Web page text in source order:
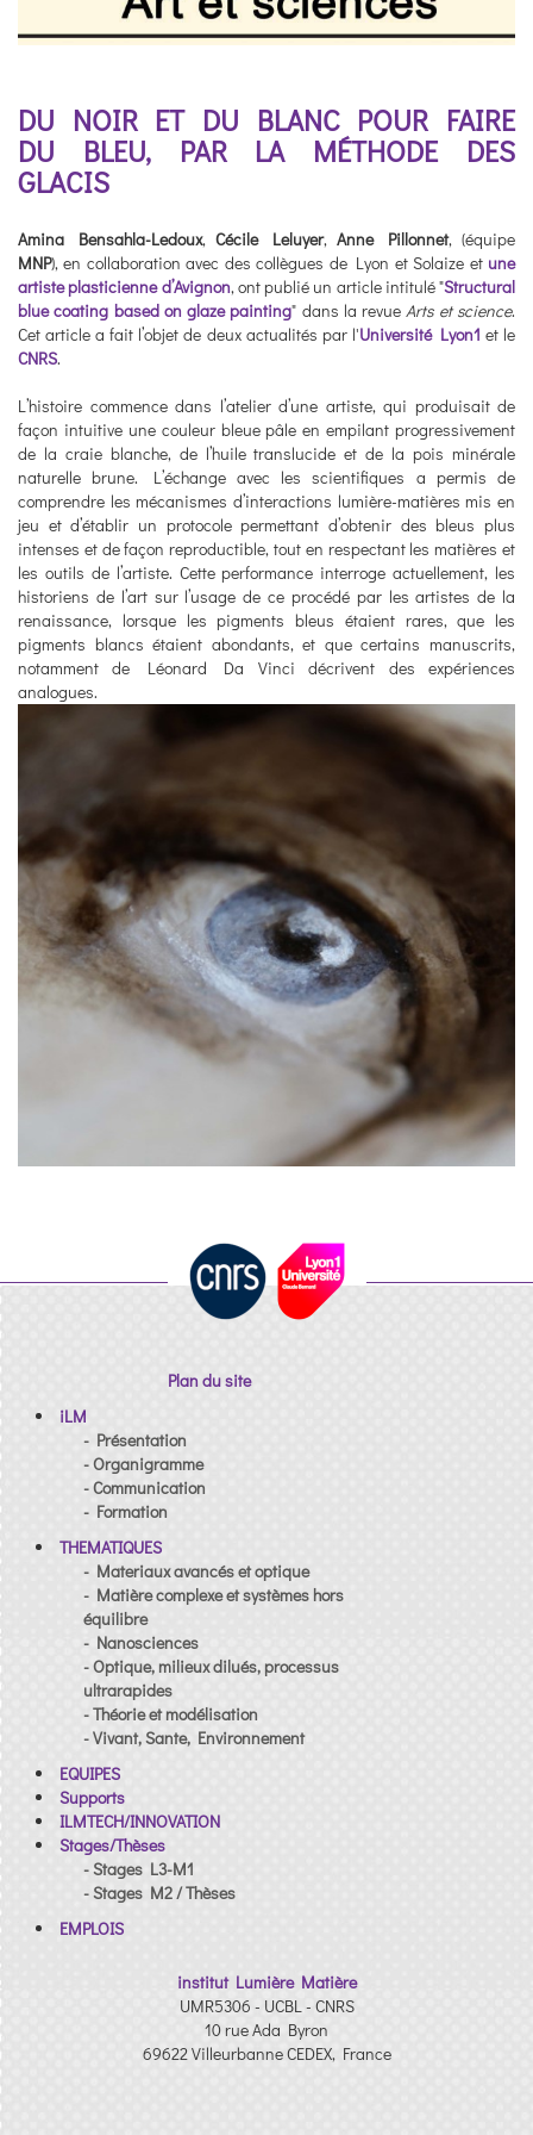
DU NOIR ET DU BLANC POUR FAIRE
DU BLEU, PAR LA MÉTHODE DES
GLACIS
Amina Bensahla-Ledoux, Cécile Leluyer, Anne Pillonnet, (équipe
MNP), en collaboration avec des collègues de Lyon et Solaize et une
artiste plasticienne d’Avignon, ont publié un article intitulé "Structural
blue coating based on glaze painting" dans la revue Arts et science.
Cet article a fait l’objet de deux actualités par l'Université Lyon1 et le
CNRS.
L’histoire commence dans l’atelier d’une artiste, qui produisait de
façon intuitive une couleur bleue pâle en empilant progressivement
de la craie blanche, de l’huile translucide et de la pois minérale
naturelle brune. L’échange avec les scientifiques a permis de
comprendre les mécanismes d’interactions lumière-matières mis en
jeu et d’établir un protocole permettant d’obtenir des bleus plus
intenses et de façon reproductible, tout en respectant les matières et
les outils de l’artiste. Cette performance interroge actuellement, les
historiens de l’art sur l’usage de ce procédé par les artistes de la
renaissance, lorsque les pigments bleus étaient rares, que les
pigments blancs étaient abondants, et que certains manuscrits,
notamment de Léonard Da Vinci décrivent des expériences
analogues.
Plan du site
iLM
- Présentation
- Organigramme
- Communication
- Formation
THEMATIQUES
- Materiaux avancés et optique
- Matière complexe et systèmes hors
équilibre
- Nanosciences
- Optique, milieux dilués, processus
ultrarapides
- Théorie et modélisation
- Vivant, Sante, Environnement
EQUIPES
Supports
ILMTECH/INNOVATION
Stages/Thèses
- Stages L3-M1
- Stages M2 / Thèses
EMPLOIS
institut Lumière Matière
UMR5306 - UCBL - CNRS
10 rue Ada Byron
69622 Villeurbanne CEDEX, France